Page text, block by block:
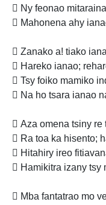
 Ny feonao
 Mahonena ahy
 Zanako a! tiako
 Hareko ianao;
 Tsy foiko mamiko
 Na ho tsara ianao
 Aza omena tsiny re
 Ra toa ka hisento;
 Hitahiry ireo
 Hamikitra izany tsy
 Mba fantatrao mo